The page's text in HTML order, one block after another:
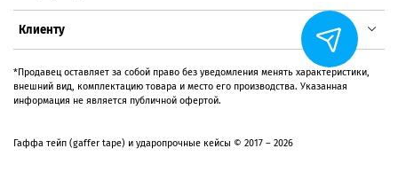
Клиенту
*Продавец оставляет за собой право без уведомления менять характеристики,
внешний вид, комплектацию товара и место его производства. Указанная
информация не является публичной офертой.
Гаффа тейп (gaffer tape) и ударопрочные кейсы © 2017 – 2026